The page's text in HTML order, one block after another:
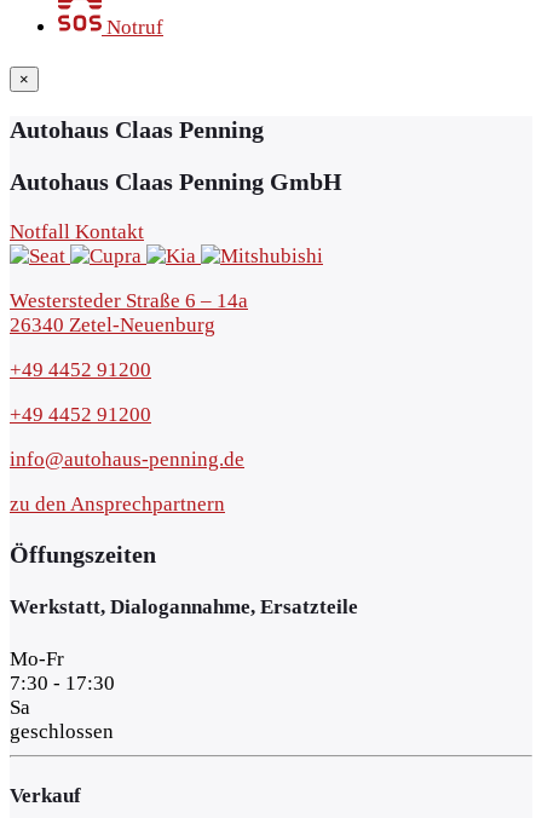
Notruf
×
Autohaus Claas Penning
Autohaus Claas Penning GmbH
Notfall Kontakt
Westersteder Straße 6 – 14a
26340 Zetel-Neuenburg
+49 4452 91200
+49 4452 91200
info@autohaus-penning.de
zu den Ansprechpartnern
Öffungszeiten
Werkstatt, Dialogannahme, Ersatzteile
Mo-Fr
7:30 - 17:30
Sa
geschlossen
Verkauf